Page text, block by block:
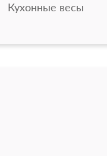
Кухонные весы